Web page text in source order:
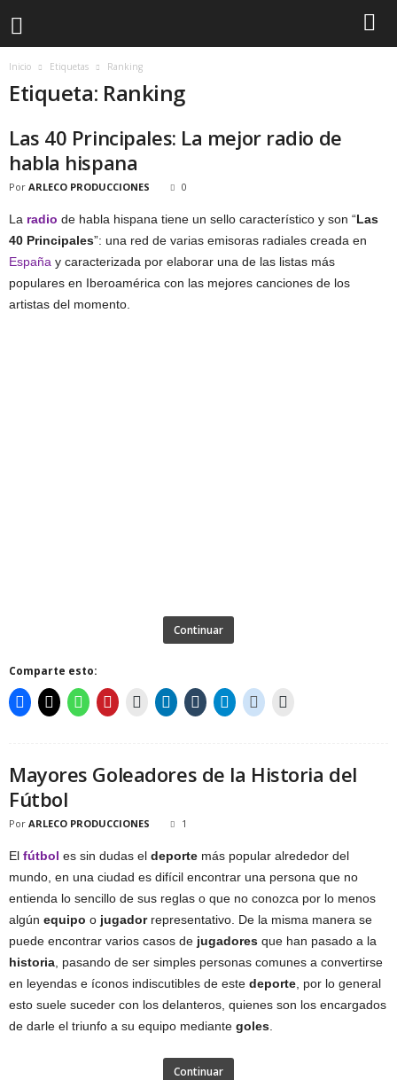
Inicio Etiquetas Ranking
Etiqueta: Ranking
Las 40 Principales: La mejor radio de
habla hispana
Por ARLECO PRODUCCIONES 0
La radio de habla hispana tiene un sello característico y son “Las
40 Principales”: una red de varias emisoras radiales creada en
España y caracterizada por elaborar una de las listas más
populares en Iberoamérica con las mejores canciones de los
artistas del momento.
Continuar
Comparte esto:
Mayores Goleadores de la Historia del
Fútbol
Por ARLECO PRODUCCIONES 1
El fútbol es sin dudas el deporte más popular alrededor del
mundo, en una ciudad es difícil encontrar una persona que no
entienda lo sencillo de sus reglas o que no conozca por lo menos
algún equipo o jugadorrepresentativo. De la misma manera se
puede encontrar varios casos de jugadores que han pasado a la
historia , pasando de ser simples personas comunes a convertirse
en leyendas e íconos indiscutibles de este deporte , por lo general
esto suele suceder con los delanteros, quienes son los encargados
de darle el triunfo a su equipo mediante goles
Continuar